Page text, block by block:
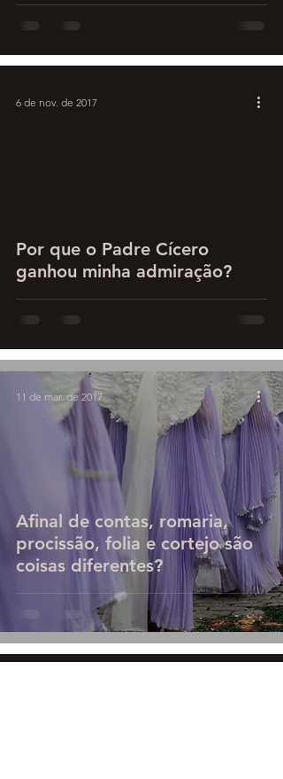
Por que o Padre Cícero
ganhou minha admiração?
6 de nov. de 2017
Afinal de contas, romaria,
procissão, folia e cortejo são
coisas diferentes?
11 de mar. de 2017